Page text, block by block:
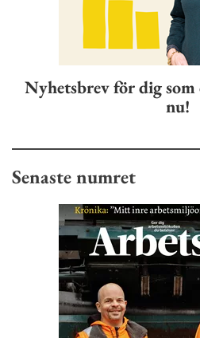
Nyhetsbrev för dig som
nu!
Senaste numret